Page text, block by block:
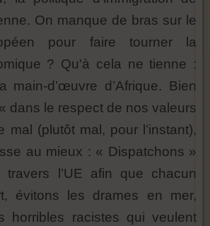
On manque de bras sur le
pour faire tourner la
? Qu'à cela ne tienne :
main-d’œuvre d’Afrique. Bien
dans le respect de nos valeurs
mal (plutôt mal, pour l’instant),
au mieux : « Dispatchons »
travers l’UE afin que chacun
évitons les drames en mer,
horribles racistes qui veulent